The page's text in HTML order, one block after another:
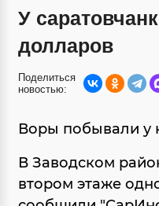
У
долларов
Поделиться
новостью:
Воры побывали у
В Заводском
втором этаже